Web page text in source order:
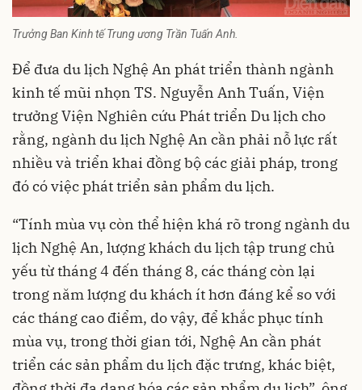
Trưởng Ban Kinh tế Trung ương Trần Tuấn Anh.
Để đưa du lịch Nghệ An phát triển thành ngành
kinh tế mũi nhọn TS. Nguyễn Anh Tuấn, Viện
trưởng Viện Nghiên cứu Phát triển Du lịch cho
rằng, ngành du lịch Nghệ An cần phải nỗ lực rất
nhiều và triển khai đồng bộ các giải pháp, trong
đó có việc phát triển sản phẩm du lịch.
“Tính mùa vụ còn thể hiện khá rõ trong ngành du
lịch Nghệ An, lượng khách du lịch tập trung chủ
yếu từ tháng 4 đến tháng 8, các tháng còn lại
trong năm lượng du khách ít hơn đáng kể so với
các tháng cao điểm, do vậy, để khắc phục tính
mùa vụ, trong thời gian tới, Nghệ An cần phát
triển các sản phẩm du lịch đặc trưng, khác biệt,